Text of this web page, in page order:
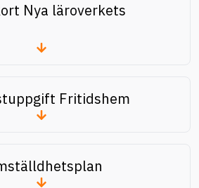
Nya läroverkets
Fritidshem